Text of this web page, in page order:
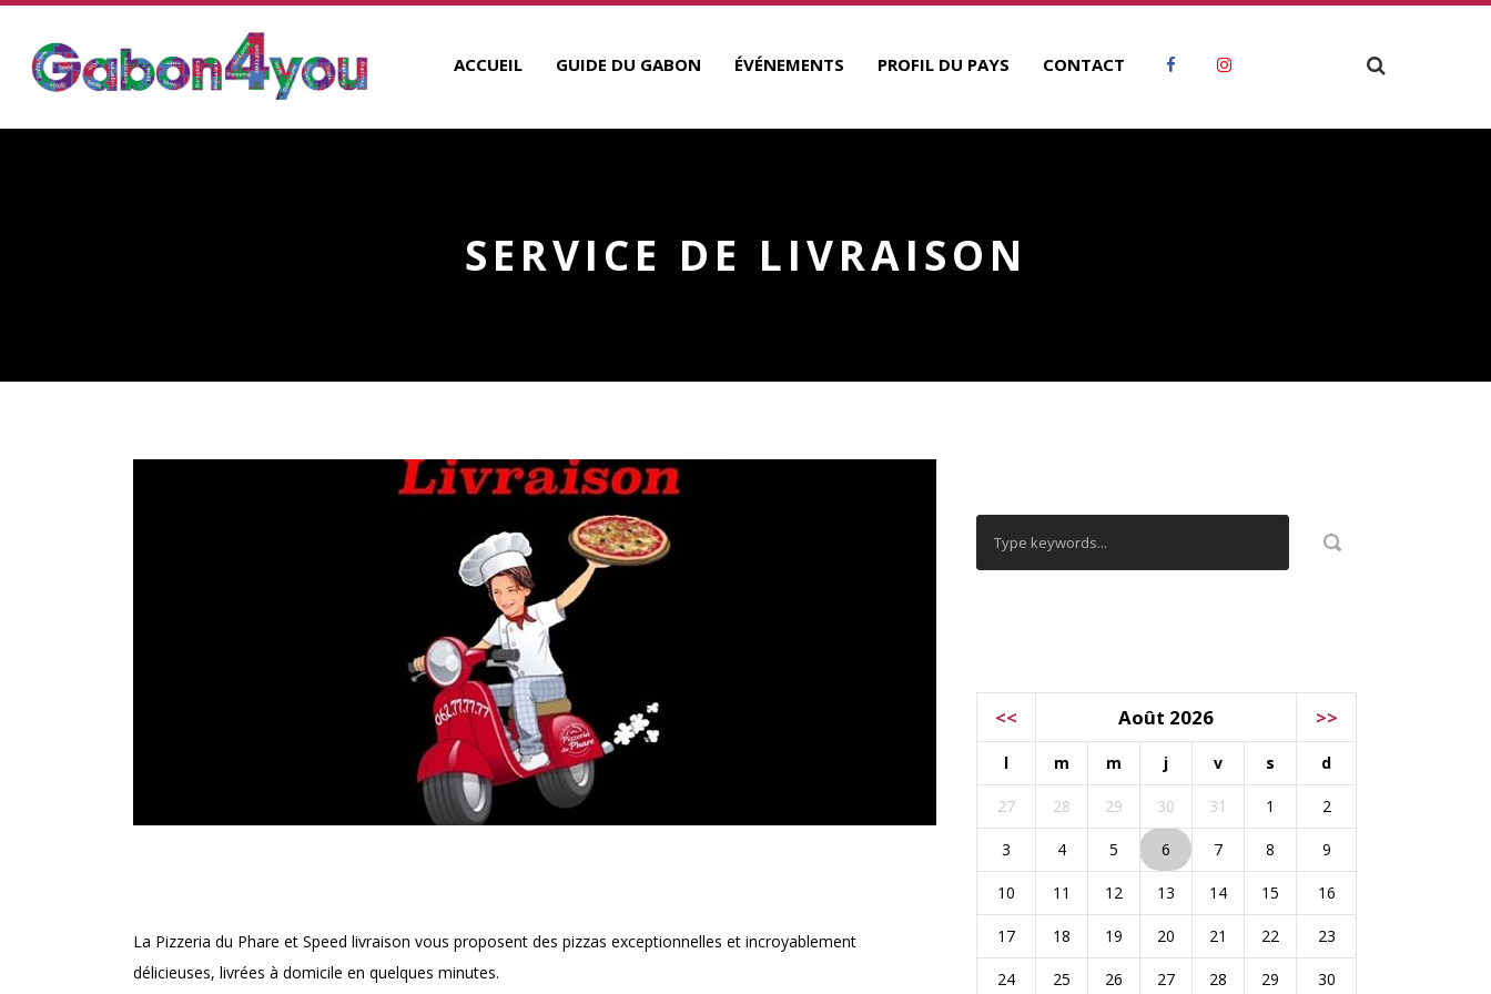
ACCUEIL GUIDE DU GABON ÉVÉNEMENTS PROFIL DU PAYS CONTACT
SERVICE DE LIVRAISON
La Pizzeria du Phare et Speed livraison vous proposent des pizzas exceptionnelles et incroyablement
délicieuses, livrées à domicile en quelques minutes.
<< Août 2026 >>
l m m j v s d
27 28 29 30 31 1 2
3 4 5 6 7 8 9
10 11 12 13 14 15 16
17 18 19 20 21 22 23
24 25 26 27 28 29 30